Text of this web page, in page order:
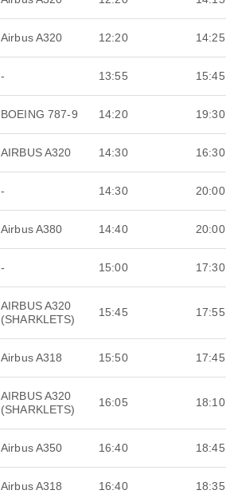
Airbus A320 12:20 14:25
- 13:55 15:45
BOEING 787-9 14:20 19:30
AIRBUS A320 14:30 16:30
- 14:30 20:00
Airbus A380 14:40 20:00
- 15:00 17:30
AIRBUS A320
(SHARKLETS)
15:45 17:55
Airbus A318 15:50 17:45
AIRBUS A320
(SHARKLETS)
16:05 18:10
Airbus A350 16:40 18:45
Airbus A318 16:40 18:35